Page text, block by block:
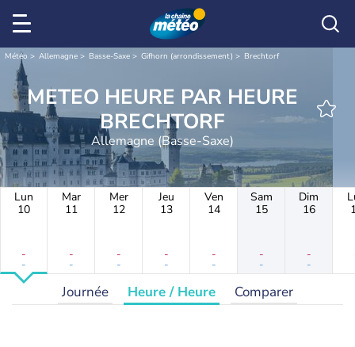
Météo Allemagne Basse-Saxe Gifhorn (arrondissement) Brechtorf
METEO HEURE PAR HEURE
BRECHTORF
Allemagne (Basse-Saxe)
Lun
10
-
-
Mar
11
-
-
Mer
12
-
-
Jeu
13
-
-
Ven
14
-
-
Sam
15
-
-
Dim
16
-
-
Journée Heure / Heure Comparer